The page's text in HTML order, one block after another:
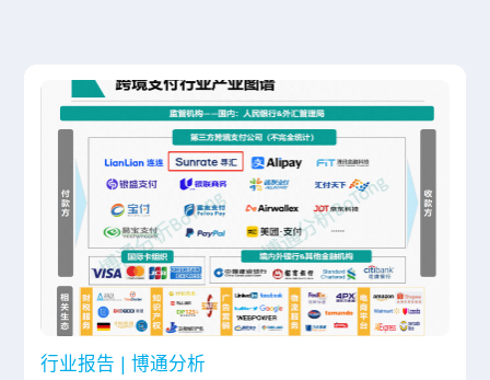
行业报告 | 博通分析